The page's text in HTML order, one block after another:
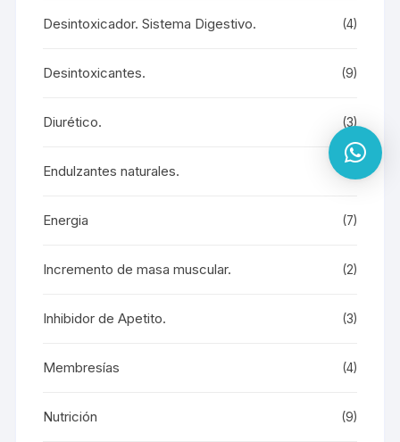
Desintoxicador. Sistema Digestivo. (4)
Desintoxicantes. (9)
Diurético. (3)
Endulzantes naturales.
Energia (7)
Incremento de masa muscular. (2)
Inhibidor de Apetito. (3)
Membresías (4)
Nutrición (9)